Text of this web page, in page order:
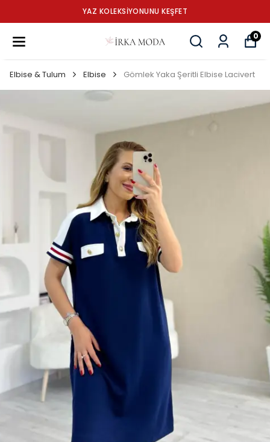
YAZ KOLEKSİYONUNU KEŞFET
0
Elbise & Tulum Elbise Gömlek Yaka Şeritli Elbise Lacivert